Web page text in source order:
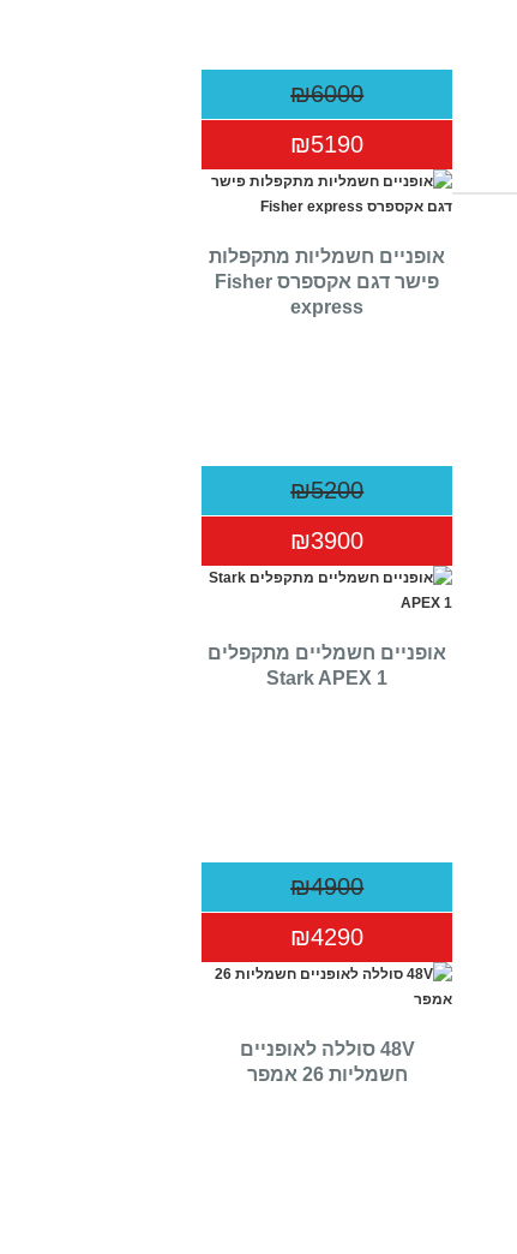
₪6000
₪5190
אופניים חשמליות מתקפלות
פישר דגם אקספרס Fisher
express
₪5200
₪3900
‏אופניים חשמליים ‏מתקפלים
Stark APEX 1
₪4900
₪4290
48V סוללה לאופניים
חשמליות 26 אמפר